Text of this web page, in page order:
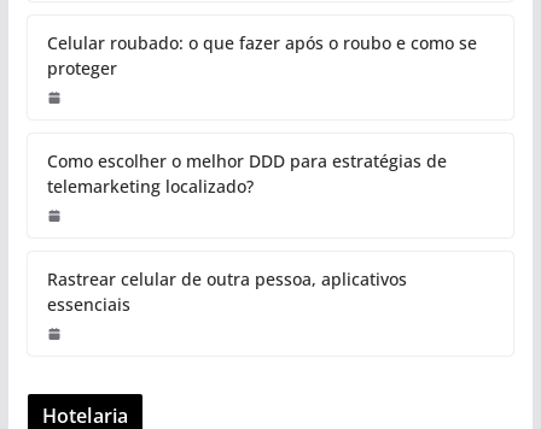
Celular roubado: o que fazer após o roubo e como se
proteger
Como escolher o melhor DDD para estratégias de
telemarketing localizado?
Rastrear celular de outra pessoa, aplicativos
essenciais
Hotelaria